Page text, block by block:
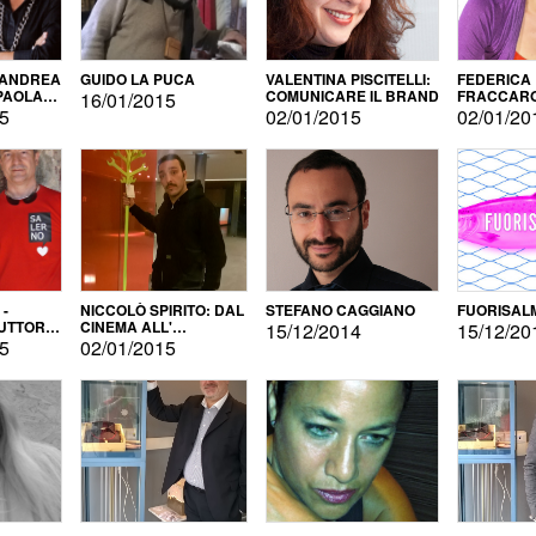
GUIDO LA PUCA
16/01/2015
VALENTINA PISCITELLI:
COMUNICARE IL BRAND
02/01/2015
FEDERICA
LINGUE
02/01/
- NICCOLÒ SPIRITO: DAL
CINEMA ALL'
AUTOPRODUZIONE
02/01/2015
STEFANO CAGGIANO
15/12/2014 15/12/